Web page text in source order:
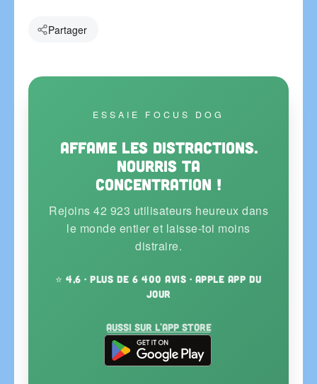
Partager
ESSAIE FOCUS DOG
Affame les distractions.
Nourris ta
concentration !
Rejoins 42 923 utilisateurs heureux dans
le monde entier et laisse-toi moins
distraire.
⭐ 4,6 · plus de 6 400 avis · Apple App du
Jour
Aussi sur l'App Store